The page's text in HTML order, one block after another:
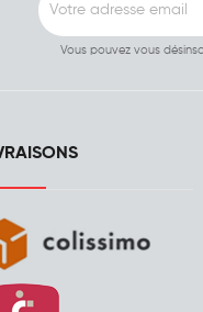
Vous pouvez vous